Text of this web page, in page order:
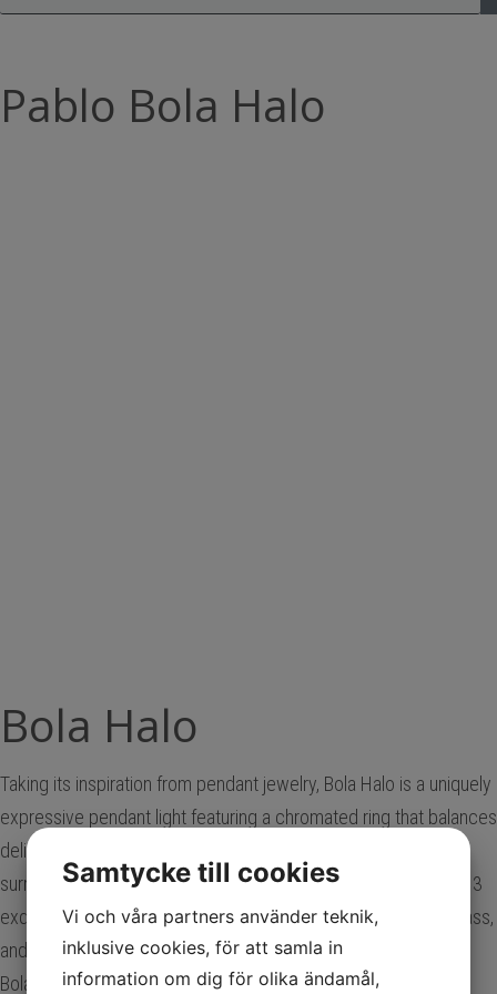
Pablo Bola Halo
Bola Halo
Taking its inspiration from pendant jewelry, Bola Halo is a uniquely
expressive pendant light featuring a chromated ring that balances
delicately over its elegant opal glass shade while allowing its
surroundings to shine through. Available in 3 distinct sizes and 3
exquisitely polished stainless steel ring finishes of chrome, brass,
and rose gold.
Bola Halo’s ring is repositionable for orienting to any desired
Samtycke till cookies
Vi och våra partners använder teknik,
inklusive cookies, för att samla in
information om dig för olika ändamål,